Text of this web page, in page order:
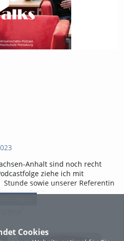
Cookies
Anhalt sind noch recht
ziehe ich mit
sowie unserer Referentin
erstes Fazit.
Tümmler sowie Abdulaziz
Promotionszentren der
erzählen von ihrem Alltag